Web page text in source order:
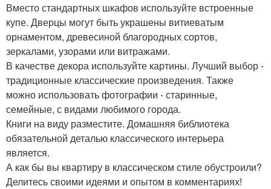
Вместо стандартных шкафов используйте встроенные
купе. Дверцы могут быть украшены витиеватым
орнаментом, древесиной благородных сортов,
зеркалами, узорами или витражами.
В качестве декора используйте картины. Лучший выбор -
традиционные классические произведения. Также
можно использовать фотографии - старинные,
семейные, с видами любимого города.
Книги на виду разместите. Домашняя библиотека
обязательной деталью классического интерьера
является.
А как бы вы квартиру в классическом стиле обустроили?
Делитесь своими идеями и опытом в комментариях!